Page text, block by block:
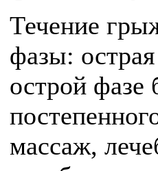
Течение
фазы:
острой фазе
массаж,